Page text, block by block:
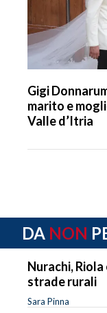
Gigi
marito e
Valle d’Itria
DA NON
Nurachi,
strade rurali
Sara Pinna